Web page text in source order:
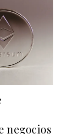
negocios